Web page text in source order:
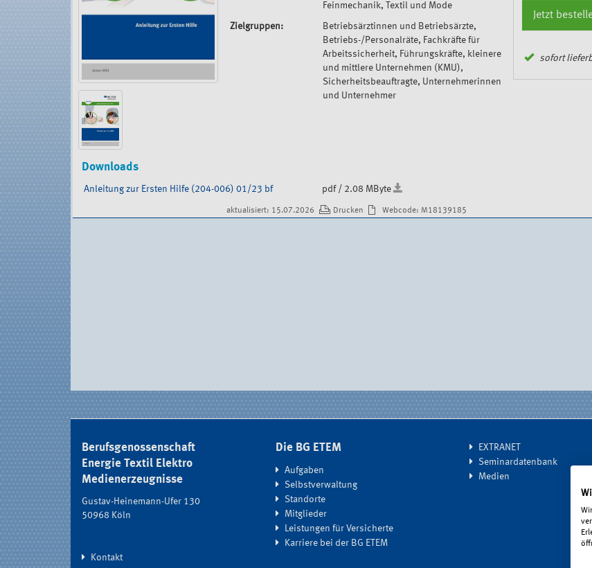
Feinmechanik, Textil und Mode
Zielgruppen:
Betriebsärztinnen und Betriebsärzte,
Betriebs-/Personalräte, Fachkräfte für
Arbeitssicherheit, Führungskräfte, kleinere
und mittlere Unternehmen (KMU),
Sicherheitsbeauftragte, Unternehmerinnen
und Unternehmer
Jetzt
sofort
Downloads
Anleitung zur Ersten Hilfe (204-006) 01/23 bf
pdf / 2.08 MByte
Document
Actions
aktualisiert: 15.07.2026 Drucken Webcode: M18139185
Berufsgenossenschaft
Energie Textil Elektro
Medienerzeugnisse
Gustav-Heinemann-Ufer 130
50968 Köln
Kontakt
Die BG ETEM
Aufgaben
Selbstverwaltung
Standorte
Mitglieder
Leistungen für Versicherte
Karriere bei der BG ETEM
EXTRANET
Seminardatenbank
Medien